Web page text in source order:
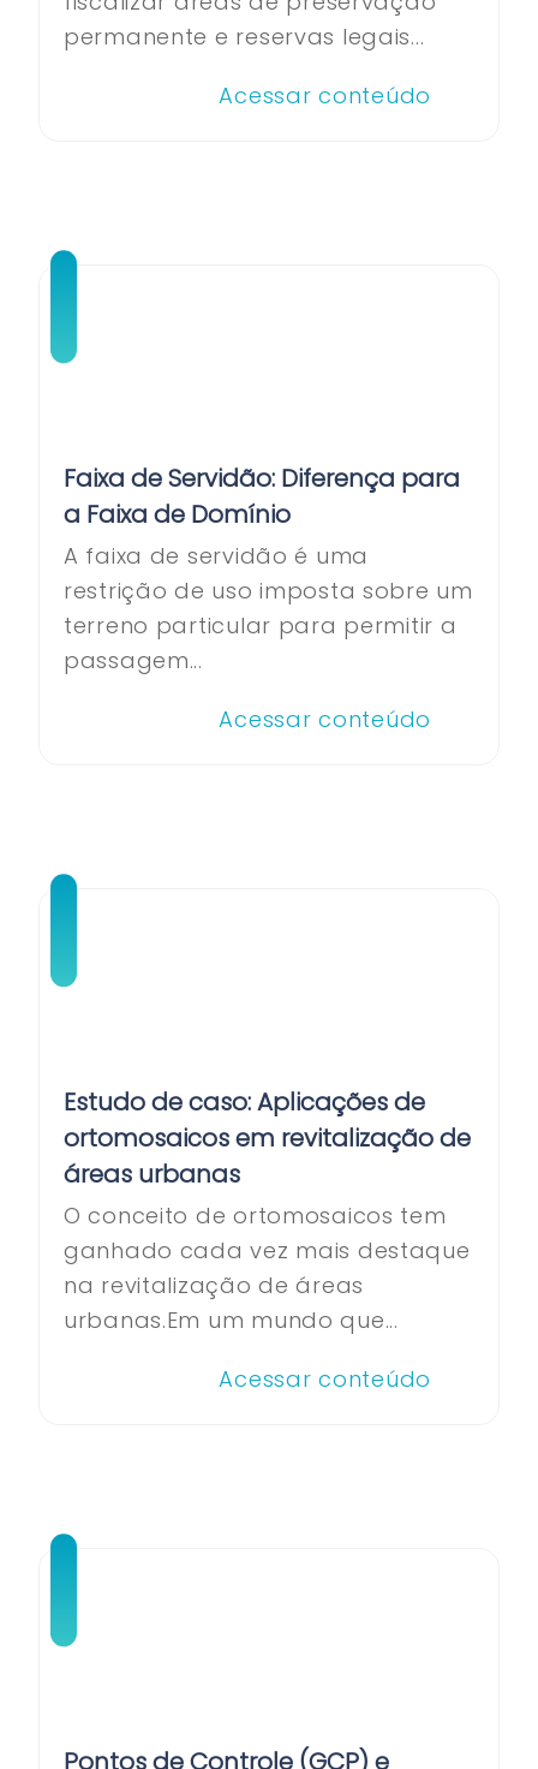
permanente e reservas legais...
Acessar conteúdo
Faixa de Servidão: Diferença para
a Faixa de Domínio
A faixa de servidão é uma
restrição de uso imposta sobre um
terreno particular para permitir a
passagem...
Acessar conteúdo
Estudo de caso: Aplicações de
ortomosaicos em revitalização de
áreas urbanas
O conceito de ortomosaicos tem
ganhado cada vez mais destaque
na revitalização de áreas
urbanas.Em um mundo que...
Acessar conteúdo
Pontos de Controle (GCP) e